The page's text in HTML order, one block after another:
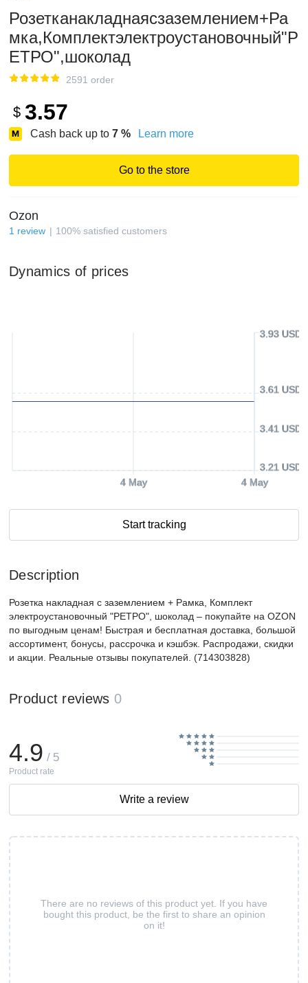
Розетканакладнаясзаземлением+Ра
мка,Комплектэлектроустановочный"Р
ЕТРО",шоколад
2591 order
$ 3.57
Cash back up to 7 % Learn more
Go to the store
Ozon
1 review 100% satisfied customers
Dynamics of prices
4 May 4 May
3.21 USD
3.41 USD
3.61 USD
3.93 USD
Start tracking
Description
Розетка накладная с заземлением + Рамка, Комплект
электроустановочный "РЕТРО", шоколад – покупайте на OZON
по выгодным ценам! Быстрая и бесплатная доставка, большой
ассортимент, бонусы, рассрочка и кэшбэк. Распродажи, скидки
и акции. Реальные отзывы покупателей. (714303828)
Product reviews 0
There are no reviews of this product yet. If you have
bought this product, be the first to share an opinion
on it!
4.9 / 5
Product rate
Write a review